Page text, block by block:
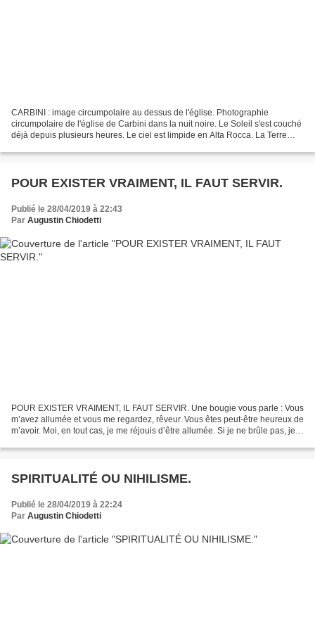
CARBINI : image circumpolaire au dessus de l'église. Photographie
circumpolaire de l'église de Carbini dans la nuit noire. Le Soleil s'est couché
déjà depuis plusieurs heures. Le ciel est limpide en Alta Rocca. La Terre
POUR EXISTER VRAIMENT, IL FAUT SERVIR.
Publié le 28/04/2019 à 22:43
Par Augustin Chiodetti
POUR EXISTER VRAIMENT, IL FAUT SERVIR. Une bougie vous parle : Vous
m’avez allumée et vous me regardez, rêveur. Vous êtes peut-être heureux de
m’avoir. Moi, en tout cas, je me réjouis d’être allumée. Si je ne brûle pas, je
SPIRITUALITÉ OU NIHILISME.
Publié le 28/04/2019 à 22:24
Par Augustin Chiodetti